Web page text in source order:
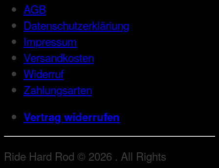
AGB
Datenschutzerkläriung
Impressum
Versandkosten
Widerruf
Zahlungsarten
Vertrag widerrufen
Ride Hard Rod © 2026 . All Rights